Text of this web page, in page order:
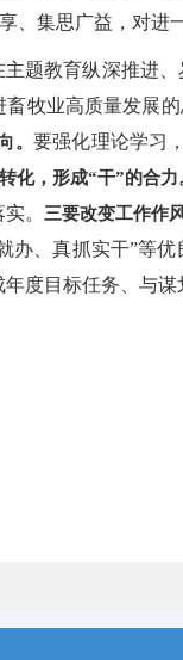
、集思广益，对进
题教育纵深推进
牧业高质量发展
。 要强化理论学习
化，形成“干”的合力
。 三要改变工作作
办、真抓实干”等
度目标任务、与